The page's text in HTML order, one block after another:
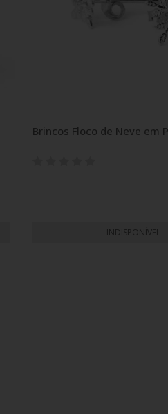
Brincos Floco de Neve em
INDISPONÍVEL